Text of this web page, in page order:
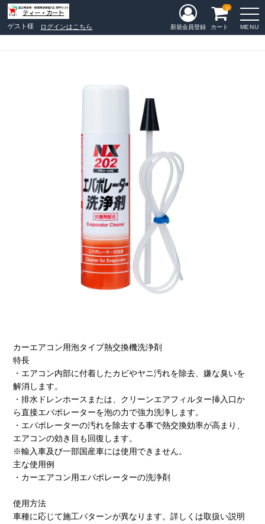
ゲスト様 ログインはこちら MENU
新規会員登録 カート
0
カーエアコン用泡タイプ熱交換機洗浄剤
特長
・エアコン内部に付着したカビやヤニ汚れを除去、嫌な臭いを
解消します。
・排水ドレンホースまたは、クリーンエアフィルター挿入口か
ら直接エバポレーターを泡の力で強力洗浄します。
・エバポレーターの汚れを除去する事で熱交換効率が高まり、
エアコンの効き目も回復します。
※輸入車及び一部国産車には使用できません。
主な使用例
・カーエアコン用エバポレーターの洗浄剤
使用方法
車種に応じて施工パターンが異なります。詳しくは取扱い説明